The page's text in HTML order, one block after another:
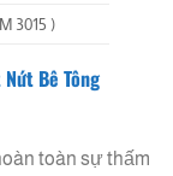
3015 )
Bê Tông
toàn sự thấm